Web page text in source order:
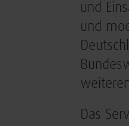
und
und
Das